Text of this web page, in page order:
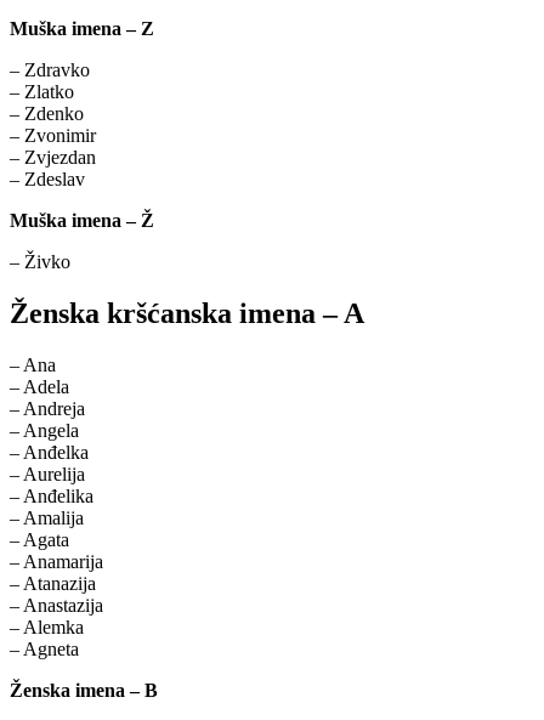
Muška imena – Z
– Zdravko
– Zlatko
– Zdenko
– Zvonimir
– Zvjezdan
– Zdeslav
Muška imena – Ž
– Živko
Ženska kršćanska imena – A
– Ana
– Adela
– Andreja
– Angela
– Anđelka
– Aurelija
– Anđelika
– Amalija
– Agata
– Anamarija
– Atanazija
– Anastazija
– Alemka
– Agneta
Ženska imena – B